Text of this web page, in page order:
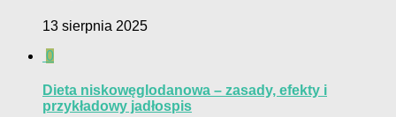
13 sierpnia 2025
0
Dieta niskowęglodanowa – zasady, efekty i
przykładowy jadłospis